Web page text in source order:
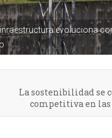
evoluciona
La sostenibilidad se
competitiva en las